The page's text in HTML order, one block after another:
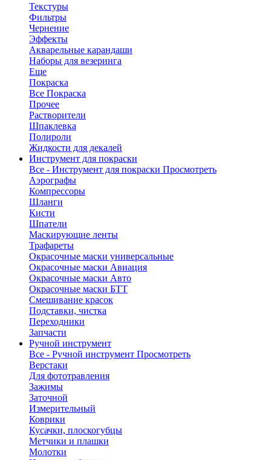
Текстуры
Фильтры
Чернение
Эффекты
Акварельные карандаши
Наборы для везеринга
Еще
Покраска
Все Покраска
Прочее
Растворители
Шпаклевка
Полироли
Жидкости для декалей
Инструмент для покраски
Все - Инструмент для покраски Просмотреть
Аэрографы
Компрессоры
Шланги
Кисти
Шпатели
Маскирующие ленты
Трафареты
Окрасочные маски универсальные
Окрасочные маски Авиация
Окрасочные маски Авто
Окрасочные маски БТТ
Смешивание красок
Подставки, чистка
Переходники
Запчасти
Ручной инструмент
Все - Ручной инструмент Просмотреть
Верстаки
Для фототравления
Зажимы
Заточной
Измерительный
Коврики
Кусачки, плоскогубцы
Метчики и плашки
Молотки